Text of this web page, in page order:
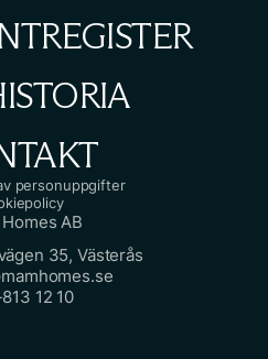
personuppgifter
AB
35, Västerås
12 10